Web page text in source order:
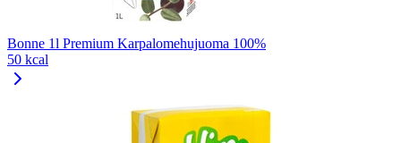
Bonne 1l Premium Karpalomehujuoma 100%
50 kcal